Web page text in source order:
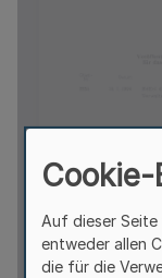
Auf dieser Seite
entweder allen
die für die